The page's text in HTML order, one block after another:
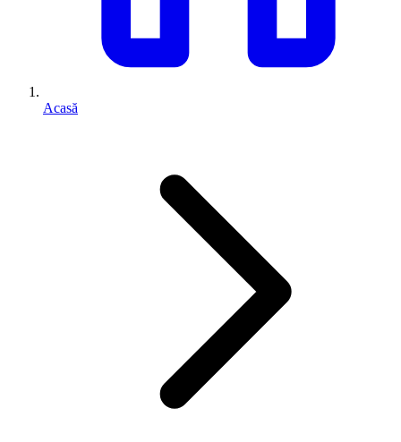
Acasă